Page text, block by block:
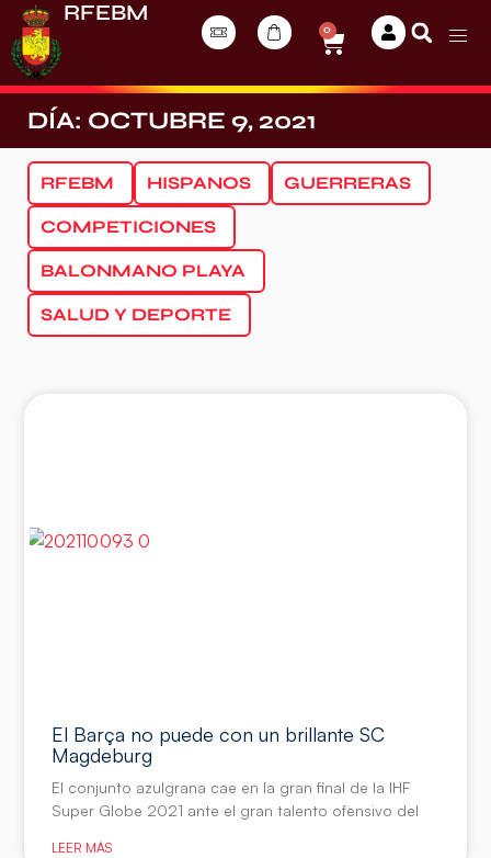
RFEBM
0
DÍA: OCTUBRE 9, 2021
RFEBM HISPANOS GUERRERAS
COMPETICIONES
BALONMANO PLAYA
SALUD Y DEPORTE
El Barça no puede con un brillante SC
Magdeburg
El conjunto azulgrana cae en la gran final de la IHF
Super Globe 2021 ante el gran talento ofensivo del
LEER MÁS